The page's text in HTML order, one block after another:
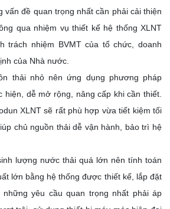
vấn đề quan trọng nhất cần phải cải thiện
qua nhiệm vụ thiết kế hệ thống XLNT
trách nhiệm BVMT của tổ chức, doanh
của Nhà nước.
thải nhỏ nên ứng dụng phương pháp
hiện, dễ mở rộng, nâng cấp khi cần thiết.
XLNT sẽ rất phù hợp vừa tiết kiệm tối
chủ nguồn thải dễ vận hành, bảo trì hệ
lượng nước thải quá lớn nên tính toán
lớn bằng hệ thống được thiết kế, lắp đặt
những yêu cầu quan trọng nhất phải áp